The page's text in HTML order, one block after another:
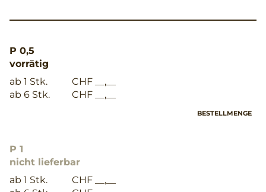
P 0,5
vorrätig
ab 1 Stk.
CHF __,__
ab 6 Stk.
CHF __,__
BESTELLMENGE
P 1
nicht lieferbar
ab 1 Stk.
CHF __,__